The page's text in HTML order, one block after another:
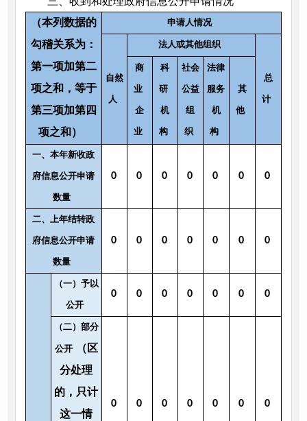
（本列数据的
勾稽关系为：
第一项加第二
项之和，等于
第三项加第四
项之和）
申请人情况
自然
人
法人或其他组织
总
计
商
业
企
业
科
研
机
构
社会
公益
组
织
法律
服务
机
构
其
他
一、本年新收政
府信息公开申请
数量
0 0 0 0 0 0 0
二、上年结转政
府信息公开申请
数量
0 0 0 0 0 0 0
（一）予以
公开
0 0 0 0 0 0 0
（二）部分
公开
（区
分处理
的，只计
这一情
0 0 0 0 0 0 0